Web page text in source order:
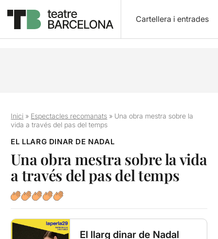
Cartellera i entrades
Inici » Espectacles recomanats » Una obra mestra sobre la
vida a través del pas del temps
EL LLARG DINAR DE NADAL
Una obra mestra sobre la vida
a través del pas del temps
El llarg dinar de Nadal